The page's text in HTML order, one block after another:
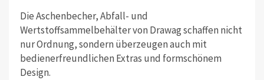
Die Aschenbecher, Abfall- und
Wertstoffsammelbehälter von Drawag schaffen nicht
nur Ordnung, sondern überzeugen auch mit
bedienerfreundlichen Extras und formschönem
Design.